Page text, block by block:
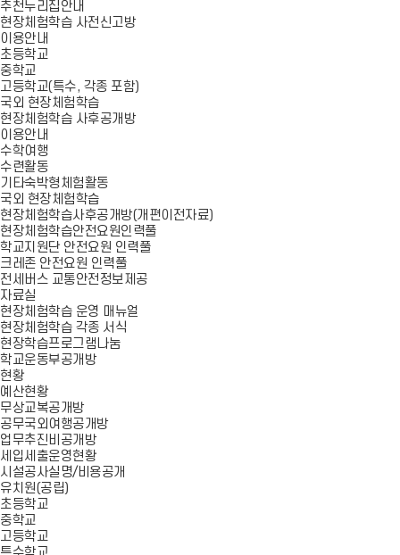
추천누리집안내
현장체험학습 사전신고방
이용안내
초등학교
중학교
고등학교(특수, 각종 포함)
국외 현장체험학습
현장체험학습 사후공개방
이용안내
수학여행
수련활동
기타숙박형체험활동
국외 현장체험학습
현장체험학습사후공개방(개편이전자료)
현장체험학습안전요원인력풀
학교지원단 안전요원 인력풀
크레존 안전요원 인력풀
전세버스 교통안전정보제공
자료실
현장체험학습 운영 매뉴얼
현장체험학습 각종 서식
현장학습프로그램나눔
학교운동부공개방
현황
예산현황
무상교복공개방
공무국외여행공개방
업무추진비공개방
세입세출운영현황
시설공사실명/비용공개
유치원(공립)
초등학교
중학교
고등학교